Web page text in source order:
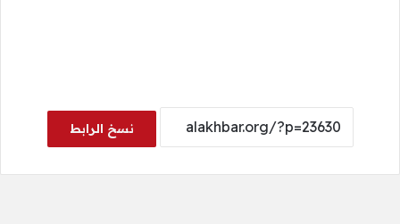
نسخ الرابط